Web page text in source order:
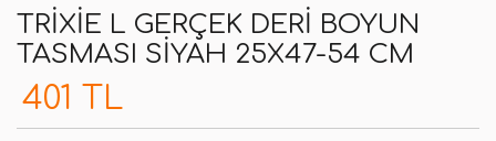
TRIXIE L GERÇEK DERI BOYUN
TASMASI SIYAH 25X47-54 CM
401 TL